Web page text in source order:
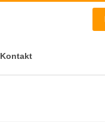
Kontakt